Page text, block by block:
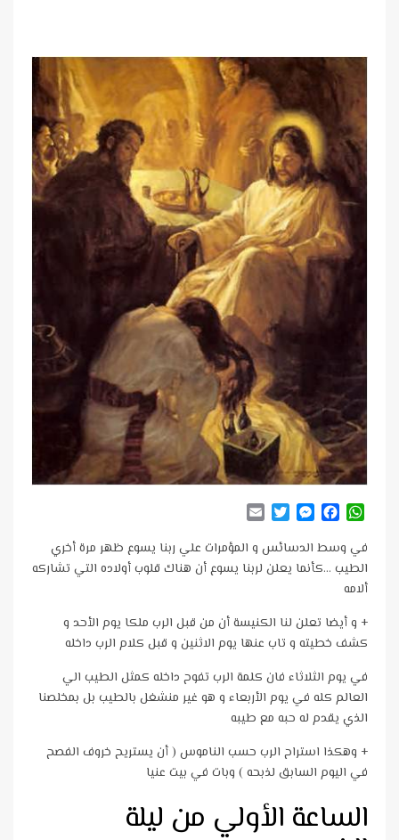
WhatsApp
Facebook
Messenger
Twitter
في وسط الدسائس و المؤمرات علي ربنا يسوع ظهر مرة أخري
الطيب …كأنما يعلن لربنا يسوع أن هناك قلوب أولاده التي تشاركه
ألامه
+ و أيضا تعلن لنا الكنيسة أن من قبل الرب ملكا يوم الأحد و
كشف خطيته و تاب عنها يوم الاثنين و قبل كلام الرب داخله
في يوم الثلاثاء فان كلمة الرب تفوح داخله كمثل الطيب الي
العالم كله في يوم الأربعاء و هو غير منشغل بالطيب بل بمخلصنا
الذي يقدم له حبه مع طيبه
+ وهكذا استراح الرب حسب الناموس ( أن يستريح خروف الفصح
في اليوم السابق لذبحه ) وبات في بيت عنيا
الساعة الأولي من ليلة